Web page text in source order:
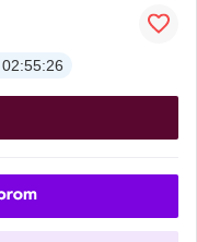
02:55:25